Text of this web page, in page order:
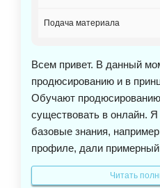
Подача материала
Всем привет. В данный
продюсированию и в
Обучают
существовать в онлайн.
базовые знания,
профиле, дали
клиентом. Единственное,
понравилось это то, что
Читать